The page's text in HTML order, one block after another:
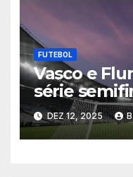
FUTEBOL
Vasco e
série
Brasil
DEZ 12, 2025